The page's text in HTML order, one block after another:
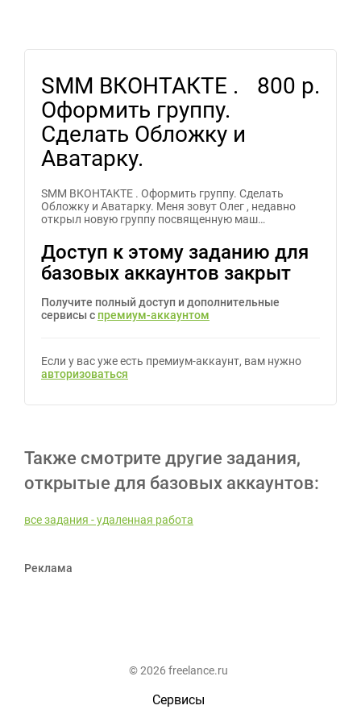
SMM ВКОНТАКТЕ .
Оформить группу.
Сделать Обложку и
Аватарку.
800 р.
SMM ВКОНТАКТЕ . Оформить группу. Сделать
Обложку и Аватарку. Меня зовут Олег , недавно
открыл новую группу посвященную маш…
Доступ к этому заданию для
базовых аккаунтов закрыт
Получите полный доступ и дополнительные
сервисы с премиум-аккаунтом
Если у вас уже есть премиум-аккаунт, вам нужно
авторизоваться
Также смотрите другие задания,
открытые для базовых аккаунтов:
все задания - удаленная работа
Реклама
© 2026 freelance.ru
Сервисы